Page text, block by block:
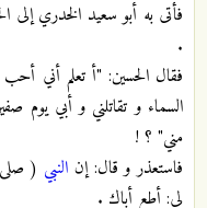
فأتى به أبو سعيد الخدري إلى
.
فقال الحسين: "أ تعلم أني
السماء و تقاتلني و أبي يوم
مني" ؟ !
فاستعذر و قال: إن النبي ( صلى
لي: أطع أباك .